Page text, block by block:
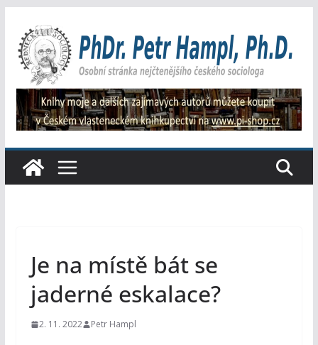
obsah
Je na místě bát se
jaderné eskalace?
2. 11. 2022 Petr Hampl